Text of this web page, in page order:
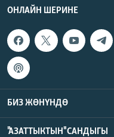
ОНЛАЙН ШЕРИНЕ
БИЗ ЖӨНҮНДӨ
"АЗАТТЫКТЫН" САНДЫГЫ